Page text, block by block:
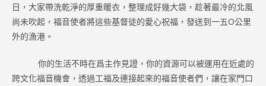
日，大家帶洗乾淨的厚重暖衣，整理成好幾大袋，趁著最冷的北風
尚未吹起，福音使者將這些基督徒的愛心祝福，發送到一五O公里
外的漁港。
你的生活不時在爲主作見證，你的資源可以被運用在近處的
跨文化福音機會，透過工福及連接起來的福音使者們，讓在家門口